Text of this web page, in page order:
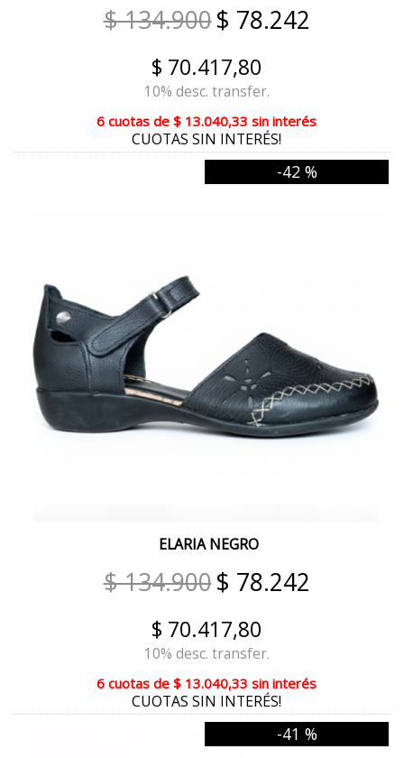
SUELA
MERINO
ANIMAL PRINT VERDE
ROSA DIOR
CANELA
MARFIL REPTIL
PELTRE GRIS METAL
GAMAS PELTRE
ROJO COMBINADO
MADERA
MAIZ
TAUPE
NEVADO MILITAR
$ 134.900$ 78.242
$ 70.417,80
10% desc. transfer.
6 cuotas de $ 13.040,33 sin interés
CUOTAS SIN INTERÉS!
-42 %
ELARIA NEGRO
$ 134.900$ 78.242
$ 70.417,80
10% desc. transfer.
6 cuotas de $ 13.040,33 sin interés
CUOTAS SIN INTERÉS!
-41 %